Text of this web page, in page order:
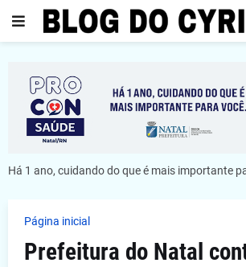
Há 1 ano, cuidando do que é mais importante
Página inicial
Prefeitura do Natal